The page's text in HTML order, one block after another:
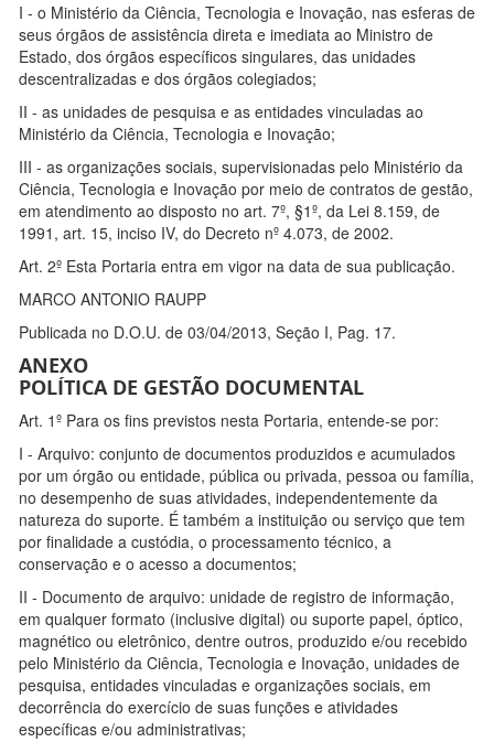
I - o Ministério da Ciência, Tecnologia e Inovação, nas esferas de
seus órgãos de assistência direta e imediata ao Ministro de
Estado, dos órgãos específicos singulares, das unidades
descentralizadas e dos órgãos colegiados;
II - as unidades de pesquisa e as entidades vinculadas ao
Ministério da Ciência, Tecnologia e Inovação;
III - as organizações sociais, supervisionadas pelo Ministério da
Ciência, Tecnologia e Inovação por meio de contratos de gestão,
em atendimento ao disposto no art. 7º, §1º, da Lei 8.159, de
1991, art. 15, inciso IV, do Decreto nº 4.073, de 2002.
Art. 2º Esta Portaria entra em vigor na data de sua publicação.
MARCO ANTONIO RAUPP
Publicada no D.O.U. de 03/04/2013, Seção I, Pag. 17.
ANEXO
POLÍTICA DE GESTÃO DOCUMENTAL
Art. 1º Para os fins previstos nesta Portaria, entende-se por:
I - Arquivo: conjunto de documentos produzidos e acumulados
por um órgão ou entidade, pública ou privada, pessoa ou família,
no desempenho de suas atividades, independentemente da
natureza do suporte. É também a instituição ou serviço que tem
por finalidade a custódia, o processamento técnico, a
conservação e o acesso a documentos;
II - Documento de arquivo: unidade de registro de informação,
em qualquer formato (inclusive digital) ou suporte papel, óptico,
magnético ou eletrônico, dentre outros, produzido e/ou recebido
pelo Ministério da Ciência, Tecnologia e Inovação, unidades de
pesquisa, entidades vinculadas e organizações sociais, em
decorrência do exercício de suas funções e atividades
específicas e/ou administrativas;